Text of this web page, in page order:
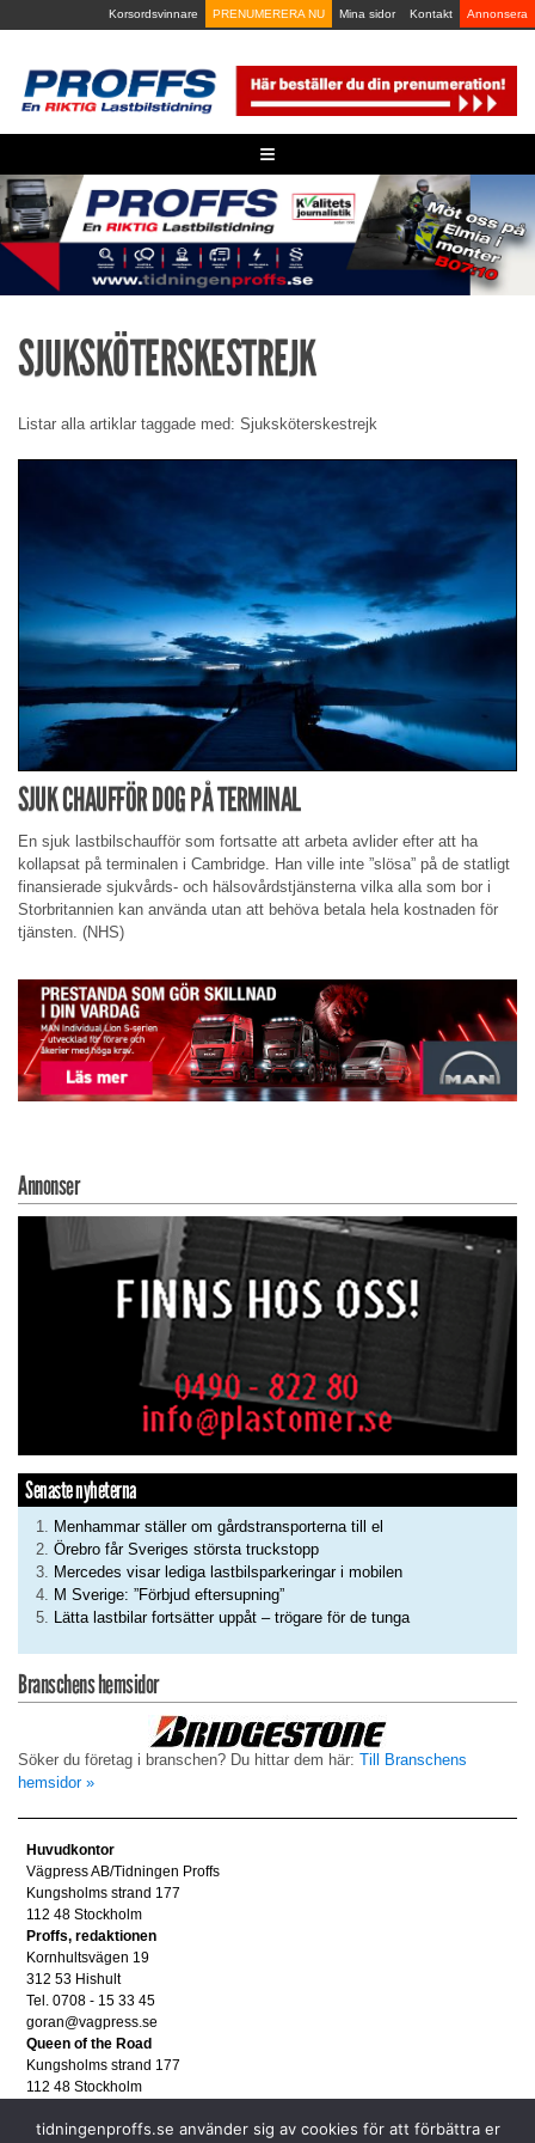
to
Korsordsvinnare PRENUMERERA NU Mina sidor Kontakt Annonsera
≡
SJUKSKÖTERSKESTREJK
Listar alla artiklar taggade med: Sjuksköterskestrejk
SJUK CHAUFFÖR DOG PÅ TERMINAL
En sjuk lastbilschaufför som fortsatte att arbeta avlider efter att ha
kollapsat på terminalen i Cambridge. Han ville inte ”slösa” på de statligt
finansierade sjukvårds- och hälsovårdstjänsterna vilka alla som bor i
Storbritannien kan använda utan att behöva betala hela kostnaden för
tjänsten. (NHS)
Annonser
Senaste nyheterna
Menhammar ställer om gårdstransporterna till el
Örebro får Sveriges största truckstopp
Mercedes visar lediga lastbilsparkeringar i mobilen
M Sverige: ”Förbjud eftersupning”
Lätta lastbilar fortsätter uppåt – trögare för de tunga
Branschens hemsidor
Söker du företag i branschen? Du hittar dem här: Till Branschens
hemsidor »
Huvudkontor
Vägpress AB/Tidningen Proffs
Kungsholms strand 177
112 48 Stockholm
Proffs, redaktionen
Kornhultsvägen 19
312 53 Hishult
Tel. 0708 - 15 33 45
goran@vagpress.se
Queen of the Road
Kungsholms strand 177
112 48 Stockholm
Tel. 08 - 653 83 80
tidningenproffs.se använder sig av cookies för att förbättra er